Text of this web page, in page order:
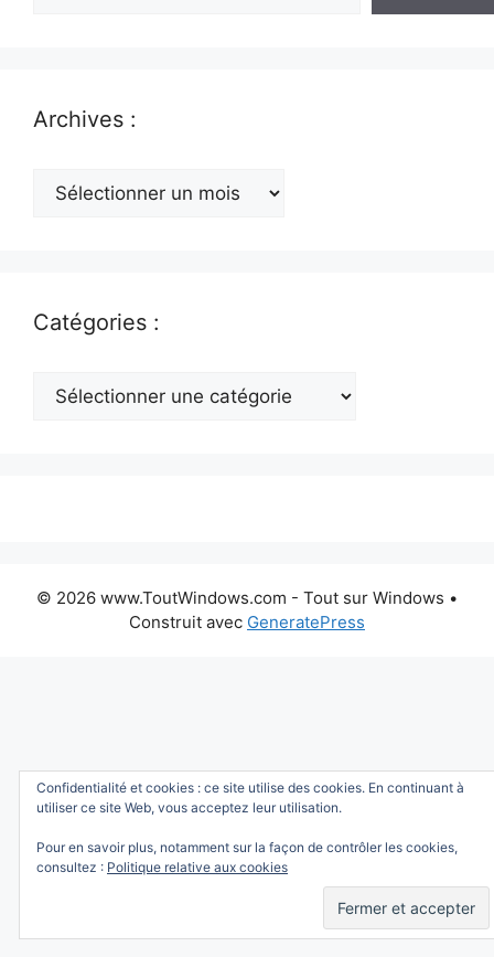
Archives :
Archives
Catégories :
Catégories
© 2026 www.ToutWindows.com - Tout sur Windows •
Construit avec GeneratePress
Confidentialité et cookies : ce site utilise des cookies. En continuant à
utiliser ce site Web, vous acceptez leur utilisation.
Pour en savoir plus, notamment sur la façon de contrôler les cookies,
consultez : Politique relative aux cookies